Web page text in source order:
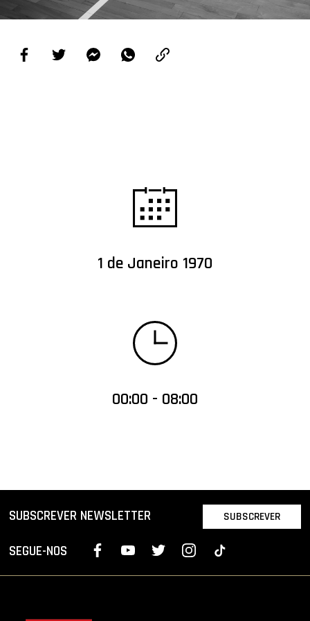
PROJETOS
LIGA BETCLIC MASCULINA
1 de Janeiro 1970
00:00 - 08:00
SUBSCREVER NEWSLETTER SUBSCREVER
SEGUE-NOS